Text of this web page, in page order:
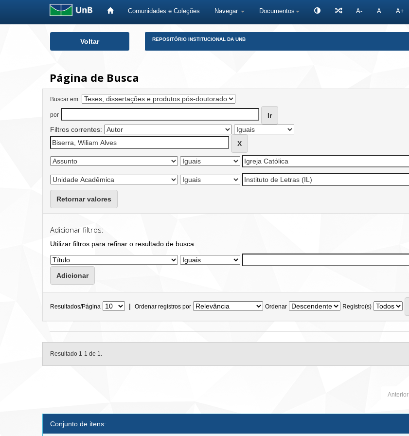
Comunidades e Coleções Navegar Documentos A- A A+
Voltar REPOSITÓRIO INSTITUCIONAL DA UNB
Página de Busca
Buscar em:
por
Filtros correntes:
Retornar valores
Adicionar filtros:
Utilizar filtros para refinar o resultado de busca.
Resultados/Página | Ordenar registros por Ordenar Registro(s)
Resultado 1-1 de 1.
Anterior
Conjunto de itens: